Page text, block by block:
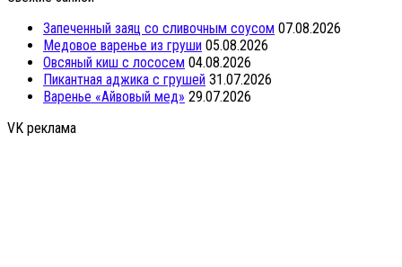
Запеченный заяц со сливочным соусом 07.08.2026
Медовое варенье из груши 05.08.2026
Овсяный киш с лососем 04.08.2026
Пикантная аджика с грушей 31.07.2026
Варенье «Айвовый мед» 29.07.2026
VK реклама